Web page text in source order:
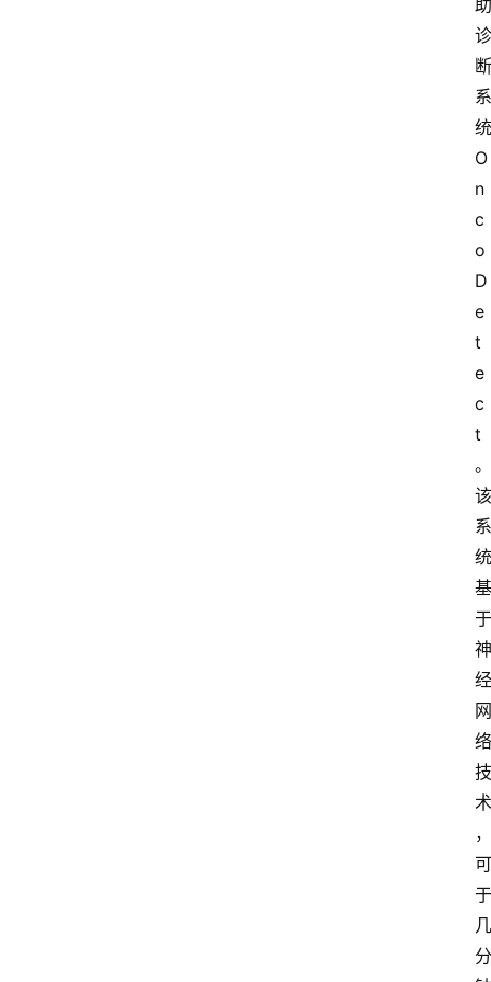
助
诊
断
系
统
O
n
c
o
D
e
t
e
c
t
。
该
系
统
基
于
神
经
网
络
技
术
，
可
于
几
分